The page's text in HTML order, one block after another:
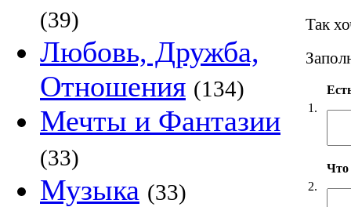
(39)
Любовь, Дружба,
Отношения (134)
Мечты и Фантазии
(33)
Музыка (33)
Так
1.
2.
Что